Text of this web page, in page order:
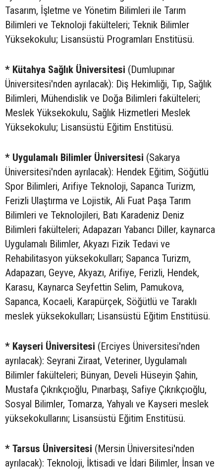
Tasarım, İşletme ve Yönetim Bilimleri ile Tarım
Bilimleri ve Teknoloji fakülteleri; Teknik Bilimler
Yüksekokulu; Lisansüstü Programları Enstitüsü.
* Kütahya Sağlık Üniversitesi (Dumlupınar
Üniversitesi'nden ayrılacak): Diş Hekimliği, Tıp, Sağlık
Bilimleri, Mühendislik ve Doğa Bilimleri fakülteleri;
Meslek Yüksekokulu, Sağlık Hizmetleri Meslek
Yüksekokulu; Lisansüstü Eğitim Enstitüsü.
* Uygulamalı Bilimler Üniversitesi (Sakarya
Üniversitesi'nden ayrılacak): Hendek Eğitim, Söğütlü
Spor Bilimleri, Arifiye Teknoloji, Sapanca Turizm,
Ferizli Ulaştırma ve Lojistik, Ali Fuat Paşa Tarım
Bilimleri ve Teknolojileri, Batı Karadeniz Deniz
Bilimleri fakülteleri; Adapazarı Yabancı Diller, kaynarca
Uygulamalı Bilimler, Akyazı Fizik Tedavi ve
Rehabilitasyon yüksekokulları; Sapanca Turizm,
Adapazarı, Geyve, Akyazı, Arifiye, Ferizli, Hendek,
Karasu, Kaynarca Seyfettin Selim, Pamukova,
Sapanca, Kocaeli, Karapürçek, Söğütlü ve Taraklı
meslek yüksekokulları; Lisansüstü Eğitim Enstitüsü.
* Kayseri Üniversitesi (Erciyes Üniversitesi'nden
ayrılacak): Seyrani Ziraat, Veteriner, Uygulamalı
Bilimler fakülteleri; Bünyan, Develi Hüseyin Şahin,
Mustafa Çıkrıkçıoğlu, Pınarbaşı, Safiye Çıkrıkçıoğlu,
Sosyal Bilimler, Tomarza, Yahyalı ve Kayseri meslek
yüksekokullarını; Lisansüstü Eğitim Enstitüsü.
* Tarsus Üniversitesi (Mersin Üniversitesi'nden
ayrılacak): Teknoloji, İktisadi ve İdari Bilimler, İnsan ve